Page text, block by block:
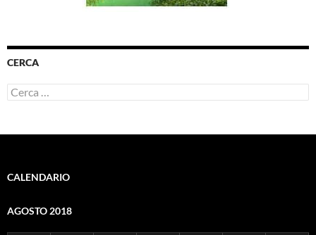
CERCA
Ricerca
per:
CALENDARIO
AGOSTO 2018